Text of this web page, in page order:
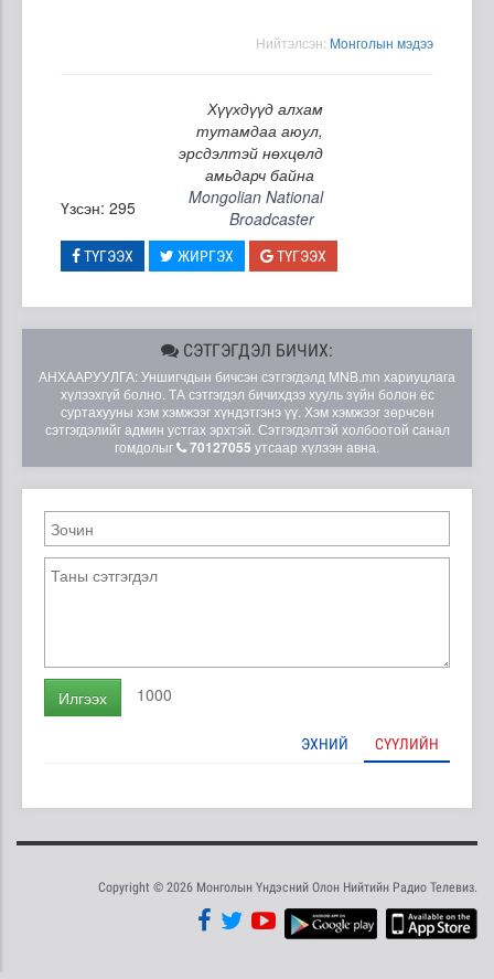
Нийтэлсэн: Moнголын мэдээ
Хүүхдүүд алхам
тутамдаа аюул,
эрсдэлтэй нөхцөлд
амьдарч байна
Үзсэн: 295
Mongolian National
Broadcaster
ТҮГЭЭХ ЖИРГЭХ ТҮГЭЭХ
СЭТГЭГДЭЛ БИЧИХ:
АНХААРУУЛГА: Уншигчдын бичсэн сэтгэгдэлд MNB.mn хариуцлага
хүлээхгүй болно. ТА сэтгэгдэл бичихдээ хууль зүйн болон ёс
суртахууны хэм хэмжээг хүндэтгэнэ үү. Хэм хэмжээг зөрчсөн
сэтгэгдэлийг админ устгах эрхтэй. Сэтгэгдэлтэй холбоотой санал
гомдолыг
70127055 утсаар хүлээн авна.
Илгээх 1000
ЭХНИЙ СҮҮЛИЙН
Copyright © 2026 Монголын Үндэсний Олон Нийтийн Радио Телевиз.